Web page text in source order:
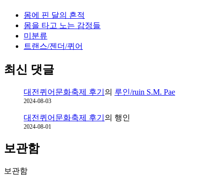
몸에 핀 달의 흔적
몸을 타고 노는 감정들
미분류
트랜스/젠더/퀴어
최신 댓글
대전퀴어문화축제 후기 의 루인/ruin S.M. Pae
2024-08-03
대전퀴어문화축제 후기 의 행인
2024-08-01
보관함
보관함